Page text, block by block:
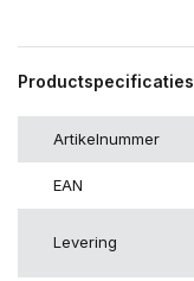
Productspecificaties
Artikelnummer
EAN
Levering